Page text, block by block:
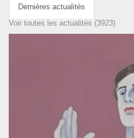
Dernières actualités
Voir toutes les actualités (3923)